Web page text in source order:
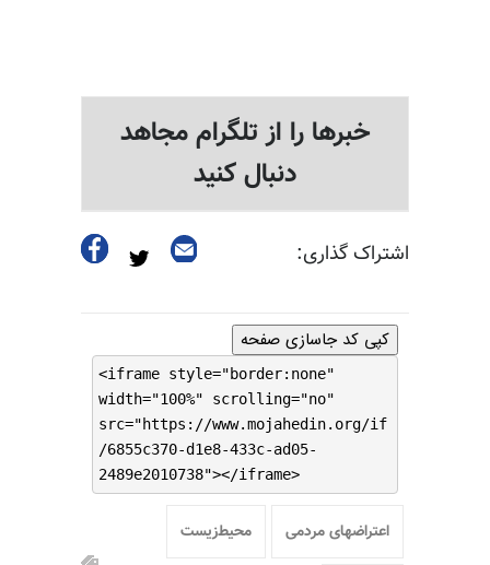
خبرها را از تلگرام مجاهد
دنبال کنید
اشتراک گذاری:
کپی کد جاسازی صفحه
<iframe style="border:none"
width="100%" scrolling="no"
src="https://www.mojahedin.org/if
/6855c370-d1e8-433c-ad05-
2489e2010738"></iframe>
اعتراضهای مردمی محیط‌زیست